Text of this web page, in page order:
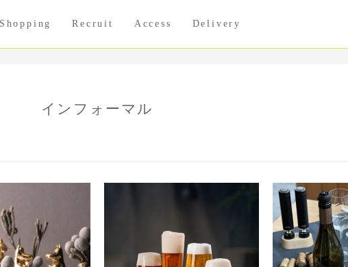
Shopping Recruit Access Delivery
インフォーマル